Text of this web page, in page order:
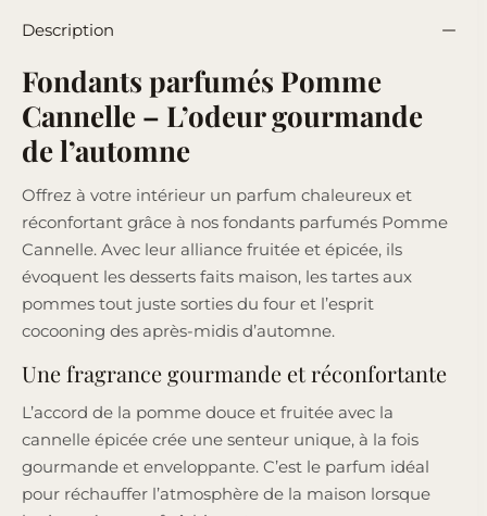
Description
Fondants parfumés Pomme
Cannelle – L’odeur gourmande
de l’automne
Offrez à votre intérieur un parfum chaleureux et
réconfortant grâce à nos fondants parfumés Pomme
Cannelle. Avec leur alliance fruitée et épicée, ils
évoquent les desserts faits maison, les tartes aux
pommes tout juste sorties du four et l’esprit
cocooning des après-midis d’automne.
Une fragrance gourmande et réconfortante
L’accord de la pomme douce et fruitée avec la
cannelle épicée crée une senteur unique, à la fois
gourmande et enveloppante. C’est le parfum idéal
pour réchauffer l’atmosphère de la maison lorsque